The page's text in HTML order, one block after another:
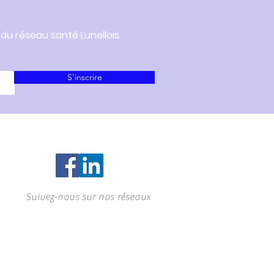
réseau santé Lunellois.
S'inscrire
Suivez-nous sur nos réseaux